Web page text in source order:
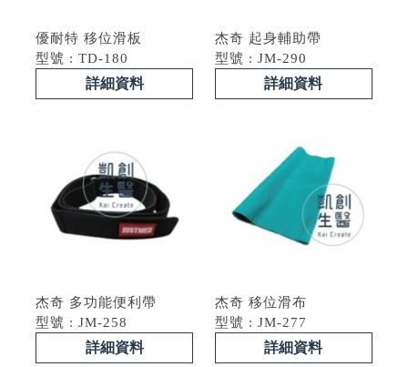
優耐特 移位滑板
型號 : TD-180
詳細資料
杰奇 起身輔助帶
型號 : JM-290
詳細資料
杰奇 多功能便利帶
型號 : JM-258
詳細資料
杰奇 移位滑布
型號 : JM-277
詳細資料